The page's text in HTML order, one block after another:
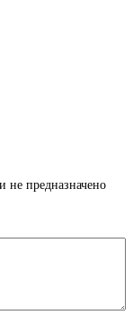
не предназначено